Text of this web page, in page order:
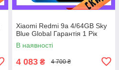
Xiaomi Redmi 9a 4/64GB Sky
Blue Global Гарантія 1 Рік
В наявності
4 083 ₴ 4 700 ₴